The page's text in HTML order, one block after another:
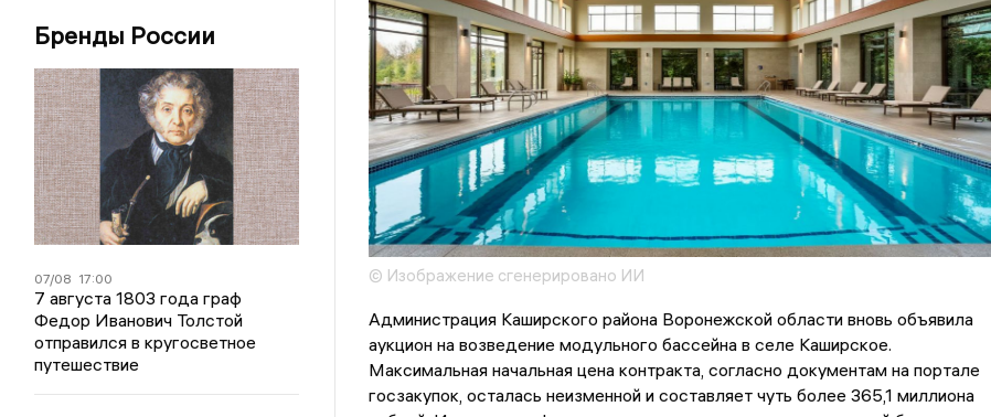
Бренды России
07/08 17:00
7 августа 1803 года граф
Федор Иванович Толстой
отправился в кругосветное
путешествие
© Изображение сгенерировано ИИ
Администрация Каширского района Воронежской области вновь объявила
аукцион на возведение модульного бассейна в селе Каширское.
Максимальная начальная цена контракта, согласно документам на портале
госзакупок, осталась неизменной и составляет чуть более 365,1 миллиона